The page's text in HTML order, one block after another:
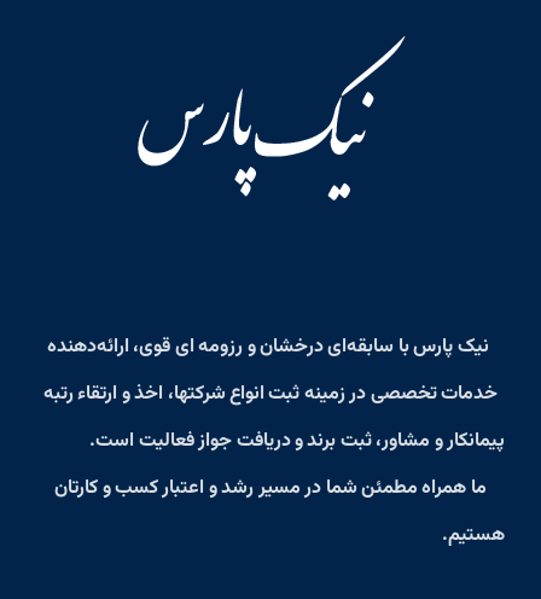
نیک پارسبا سابقه‌ای درخشان و رزومه‌ ای قوی، ارائه‌دهنده
خدمات تخصصی در زمینهثبت انواع شرکتها، اخذ و ارتقاء رتبه
پیمانکار و مشاور، ثبت برند و دریافت جواز فعالیت است.
ما همراه مطمئن شما در مسیر رشد و اعتبار کسب‌ و کارتان
هستیم.